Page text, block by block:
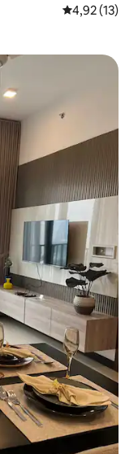
Évaluation
4,92 (13)